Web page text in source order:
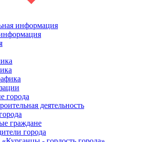
информация
города
деятельность
граждане
города